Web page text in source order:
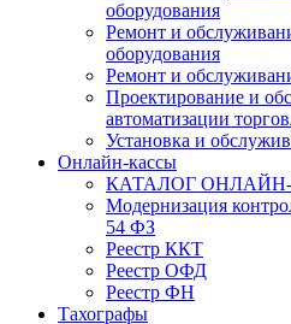
оборудования
Ремонт и
оборудования
Ремонт и
Проектирование и
автоматизации
Установка и
Онлайн-кассы
КАТАЛОГ
Модернизация
54 ФЗ
Реестр ККТ
Реестр ОФД
Реестр ФН
Тахографы